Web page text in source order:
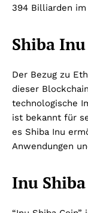
394 Billiarden im
Shiba
Der Bezug zu
dieser
technologische
ist bekannt für
es Shiba Inu
Anwendungen
Inu